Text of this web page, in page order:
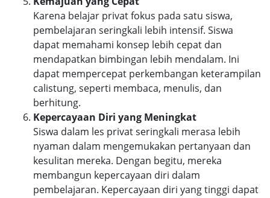
Karena belajar privat fokus pada satu siswa,
pembelajaran seringkali lebih intensif. Siswa
dapat memahami konsep lebih cepat dan
mendapatkan bimbingan lebih mendalam. Ini
dapat mempercepat perkembangan keterampilan
calistung, seperti membaca, menulis, dan
berhitung.
Kepercayaan Diri yang Meningkat
Siswa dalam les privat seringkali merasa lebih
nyaman dalam mengemukakan pertanyaan dan
kesulitan mereka. Dengan begitu, mereka
membangun kepercayaan diri dalam
pembelajaran. Kepercayaan diri yang tinggi dapat